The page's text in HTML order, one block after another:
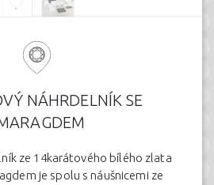
NÁHRDELNÍK SE
ze 14karátového bílého zlata
je spolu s náušnicemi ze